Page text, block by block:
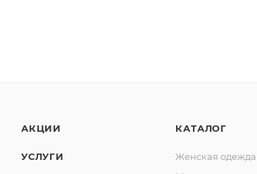
АКЦИИ
УСЛУГИ
КАТАЛОГ
Женская одежда